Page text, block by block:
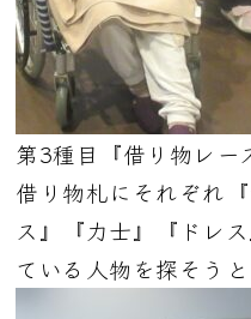
第3種目『借り物レー
借り物札にそれぞれ
ス』『力士』『ドレ
ている人物を探そう